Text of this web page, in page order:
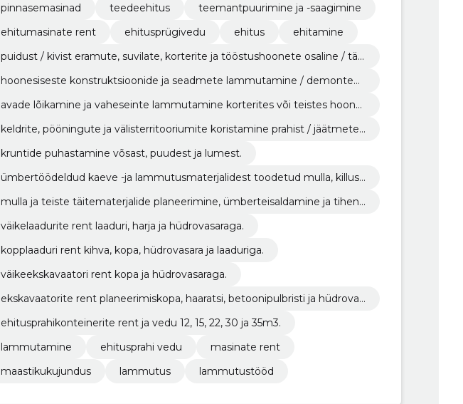
pinnasemasinad
teedeehitus
teemantpuurimine ja -saagimine
ehitumasinate rent
ehitusprügivedu ehitus
ehitamine
puidust / kivist eramute, suvilate, korterite ja tööstushoonete osaline / täi
hoonesiseste konstruktsioonide ja seadmete lammutamine / demonteeri
avade lõikamine ja vaheseinte lammutamine korterites või teistes hoone
keldrite, pööningute ja välisterritooriumite koristamine prahist / jäätmetes
kruntide puhastamine võsast, puudest ja lumest.
ümbertöödeldud kaeve -ja lammutusmaterjalidest toodetud mulla, killusti
mulla ja teiste täitematerjalide planeerimine, ümberteisaldamine ja tihend
väikelaadurite rent laaduri, harja ja hüdrovasaraga.
kopplaaduri rent kihva, kopa, hüdrovasara ja laaduriga.
väikeekskavaatori rent kopa ja hüdrovasaraga.
ekskavaatorite rent planeerimiskopa, haaratsi, betoonipulbristi ja hüdrovas
ehitusprahikonteinerite rent ja vedu 12, 15, 22, 30 ja 35m3.
lammutamine
ehitusprahi vedu
masinate rent
maastikukujundus
lammutus lammutustööd